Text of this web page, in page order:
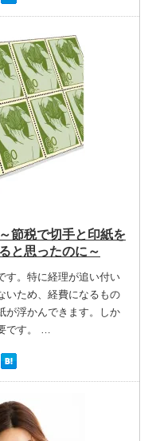
節税で切手と印紙を
と思ったのに～
す。特に経理が追い付い
いため、経費になるもの
が浮かんできます。しか
です。 …